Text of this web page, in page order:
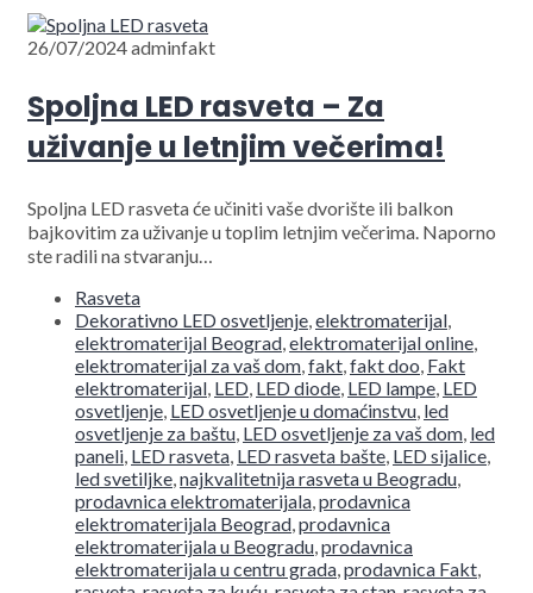
26/07/2024adminfakt
Spoljna LED rasveta – Za
uživanje u letnjim večerima!
Spoljna LED rasveta će učiniti vaše dvorište ili balkon
bajkovitim za uživanje u toplim letnjim večerima. Naporno
ste radili na stvaranju…
Rasveta
Dekorativno LED osvetljenje,elektromaterijal,
elektromaterijal Beograd,elektromaterijal online,
elektromaterijal za vaš dom,fakt,fakt doo, Fakt
elektromaterijal, LED, LED diode, LED lampe, LED
osvetljenje, LED osvetljenje u domaćinstvu, led
osvetljenje za baštu, LED osvetljenje za vaš dom, led
paneli, LED rasveta, LED rasveta bašte, LED sijalice,
led svetiljke,najkvalitetnija rasveta u Beogradu,
prodavnica elektromaterijala,prodavnica
elektromaterijala Beograd,prodavnica
elektromaterijala u Beogradu,prodavnica
elektromaterijala u centru grada,prodavnica Fakt,